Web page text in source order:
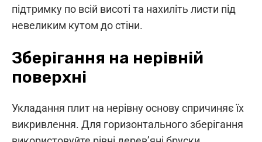
підтримку по всій висоті та нахиліть листи під
невеликим кутом до стіни.
Зберігання на нерівній
поверхні
Укладання плит на нерівну основу спричиняє їх
викривлення. Для горизонтального зберігання